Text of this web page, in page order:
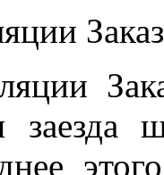
заезда